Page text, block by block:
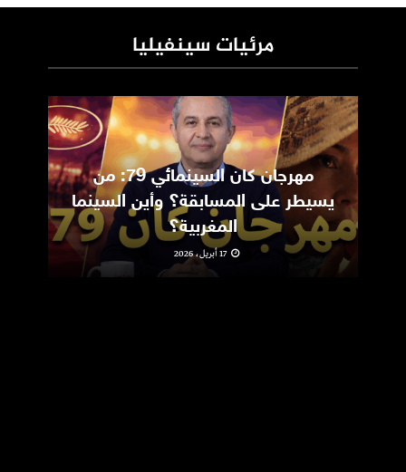
مرئيات سينفيليا
مهرجان كان السينمائي 79: من
يسيطر على المسابقة؟ وأين السينما
المغربية؟
17 أبريل، 2026